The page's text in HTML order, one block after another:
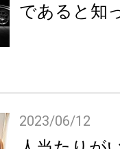
であると知
2023/06/12